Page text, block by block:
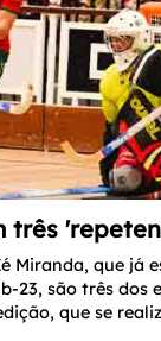
três
Miranda, que já
23, são três dos
que se